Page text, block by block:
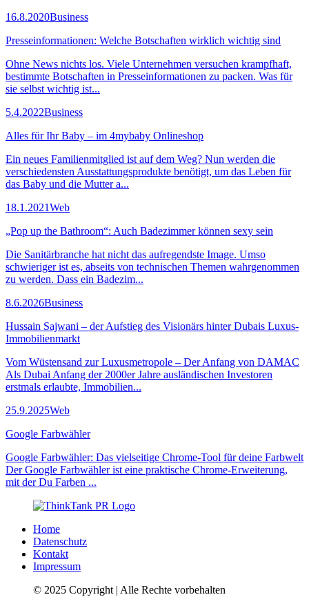
16.8.2020Business
Presseinformationen: Welche Botschaften wirklich wichtig sind
Ohne News nichts los. Viele Unternehmen versuchen krampfhaft,
bestimmte Botschaften in Presseinformationen zu packen. Was für
sie selbst wichtig ist...
5.4.2022Business
Alles für Ihr Baby – im 4mybaby Onlineshop
Ein neues Familienmitglied ist auf dem Weg? Nun werden die
verschiedensten Ausstattungsprodukte benötigt, um das Leben für
das Baby und die Mutter a...
18.1.2021Web
„Pop up the Bathroom“: Auch Badezimmer können sexy sein
Die Sanitärbranche hat nicht das aufregendste Image. Umso
schwieriger ist es, abseits von technischen Themen wahrgenommen
zu werden. Dass ein Badezim...
8.6.2026Business
Hussain Sajwani – der Aufstieg des Visionärs hinter Dubais Luxus-
Immobilienmarkt
Vom Wüstensand zur Luxusmetropole – Der Anfang von DAMAC
Als Dubai Anfang der 2000er Jahre ausländischen Investoren
erstmals erlaubte, Immobilien...
25.9.2025Web
Google Farbwähler
Google Farbwähler: Das vielseitige Chrome-Tool für deine Farbwelt
Der Google Farbwähler ist eine praktische Chrome-Erweiterung,
mit der Du Farben ...
Home
Datenschutz
Kontakt
Impressum
© 2025 Copyright | Alle Rechte vorbehalten